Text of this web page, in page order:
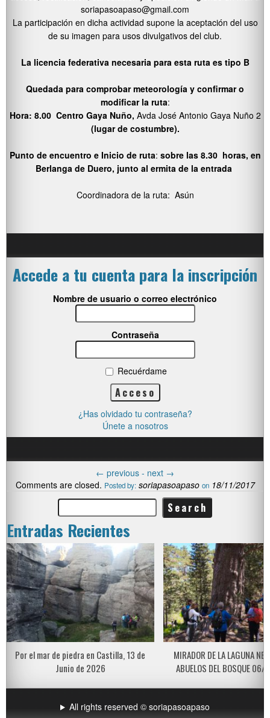
soriapasoapaso@gmail.com
La participación en dicha actividad supone la aceptación del uso
de su imagen para usos divulgativos del club.
La licencia federativa necesaria para esta ruta es tipo B
Quedada para comprobar meteorología y confirmar o
modificar la ruta:
Hora: 8.00 Centro Gaya Nuño, Avda José Antonio Gaya Nuño 2
(lugar de costumbre).
Punto de encuentro e Inicio de ruta: sobre las 8.30 horas, en
Berlanga de Duero, junto al ermita de la entrada
Coordinadora de la ruta: Asún
Accede a tu cuenta para la inscripción
Nombre de usuario o correo electrónico
Contraseña
Recuérdame
¿Has olvidado tu contraseña?
Únete a nosotros
← previous - next →
Comments are closed. Posted by: soriapasoapaso on 18/11/2017
Entradas Recientes
Por el mar de piedra en Castilla, 13 de
Junio de 2026
MIRADOR DE LA LAGUNA
ABUELOS DEL BOSQUE
All rights reserved © soriapasoapaso